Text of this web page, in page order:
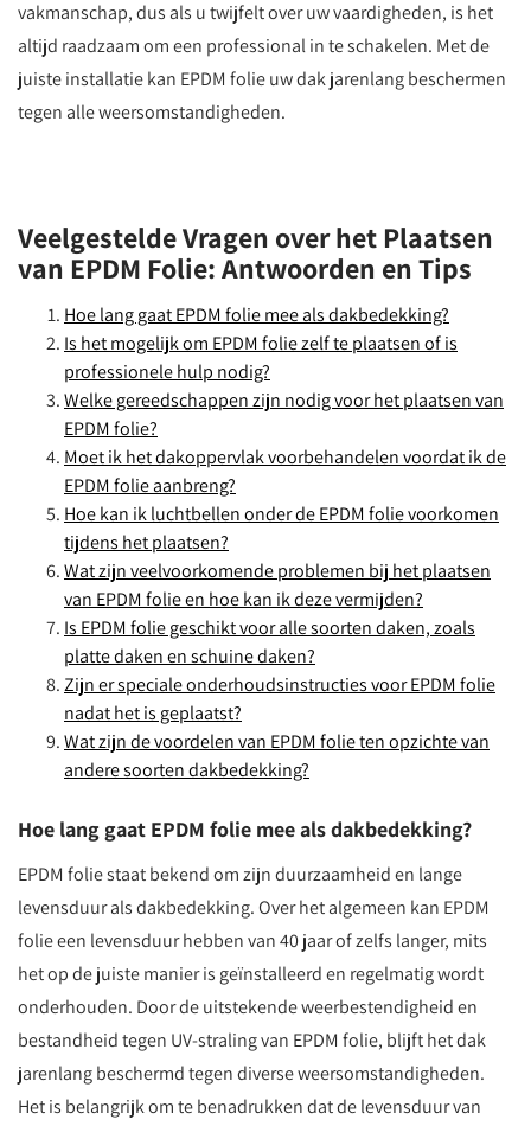
vakmanschap, dus als u twijfelt over uw vaardigheden, is het
altijd raadzaam om een professional in te schakelen. Met de
juiste installatie kan EPDM folie uw dak jarenlang beschermen
tegen alle weersomstandigheden.
Veelgestelde Vragen over het Plaatsen
van EPDM Folie: Antwoorden en Tips
Hoe lang gaat EPDM folie mee als dakbedekking?
Is het mogelijk om EPDM folie zelf te plaatsen of is
professionele hulp nodig?
Welke gereedschappen zijn nodig voor het plaatsen van
EPDM folie?
Moet ik het dakoppervlak voorbehandelen voordat ik de
EPDM folie aanbreng?
Hoe kan ik luchtbellen onder de EPDM folie voorkomen
tijdens het plaatsen?
Wat zijn veelvoorkomende problemen bij het plaatsen
van EPDM folie en hoe kan ik deze vermijden?
Is EPDM folie geschikt voor alle soorten daken, zoals
platte daken en schuine daken?
Zijn er speciale onderhoudsinstructies voor EPDM folie
nadat het is geplaatst?
Wat zijn de voordelen van EPDM folie ten opzichte van
andere soorten dakbedekking?
Hoe lang gaat EPDM folie mee als dakbedekking?
EPDM folie staat bekend om zijn duurzaamheid en lange
levensduur als dakbedekking. Over het algemeen kan EPDM
folie een levensduur hebben van 40 jaar of zelfs langer, mits
het op de juiste manier is geïnstalleerd en regelmatig wordt
onderhouden. Door de uitstekende weerbestendigheid en
bestandheid tegen UV-straling van EPDM folie, blijft het dak
jarenlang beschermd tegen diverse weersomstandigheden.
Het is belangrijk om te benadrukken dat de levensduur van